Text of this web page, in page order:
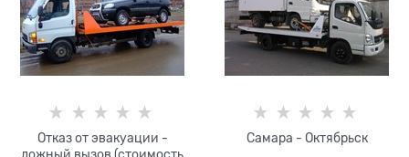
Отказ от эвакуации -
Самара - Октябрьск